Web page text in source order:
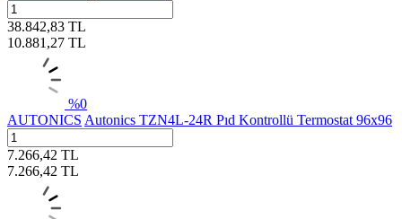
38.842,83 TL
10.881,27 TL
%0
AUTONICS Autonics TZN4L-24R Pıd Kontrollü Termostat 96x96
7.266,42 TL
7.266,42 TL